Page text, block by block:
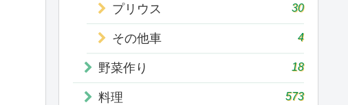
プリウス 30
その他車 4
野菜作り 18
料理 573